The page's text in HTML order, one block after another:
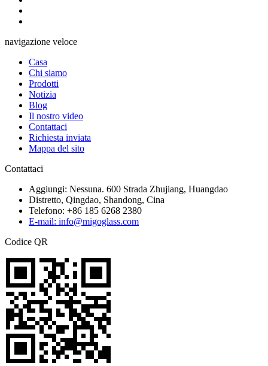
navigazione veloce
Casa
Chi siamo
Prodotti
Notizia
Blog
Il nostro video
Contattaci
Richiesta inviata
Mappa del sito
Contattaci
Aggiungi: Nessuna. 600 Strada Zhujiang, Huangdao
Distretto, Qingdao, Shandong, Cina
Telefono: +86 185 6268 2380
E-mail: info@migoglass.com
Codice QR